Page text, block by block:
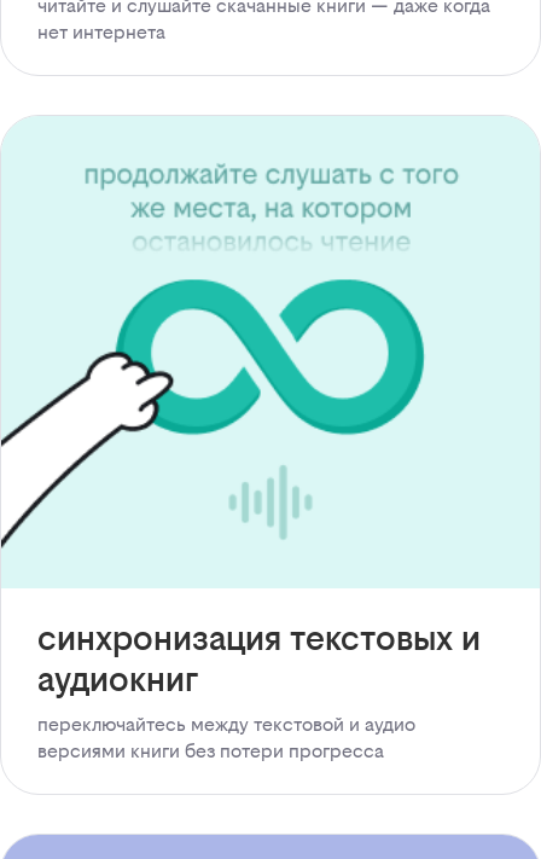
читайте и слушайте скачанные книги — даже когда
нет интернета
синхронизация текстовых и
аудиокниг
переключайтесь между текстовой и аудио
версиями книги без потери прогресса